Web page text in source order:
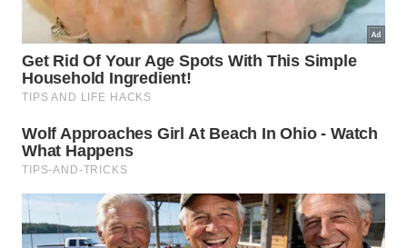
para verificar se há manchas ou resíduos. Também
vale manter animais de estimação afastados
durante a aplicação e até a secagem completa das
superfícies, reduzindo qualquer contato acidental
com o produto úmido.
O herbicida natural substitui
totalmente os produtos químicos?
Em muitos jardins, a mistura de vinagre, sal e
detergente funciona bem em ervas daninhas